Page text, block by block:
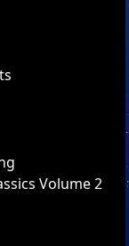
Volume 2